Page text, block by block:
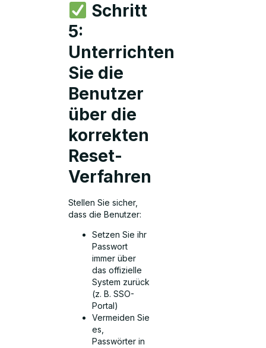
Schritt
5:
Unterrichten
Sie die
Benutzer
über die
korrekten
Reset-
Verfahren
Stellen Sie sicher,
dass die Benutzer:
Setzen Sie ihr
Passwort
immer über
das offizielle
System zurück
(z. B. SSO-
Portal)
Vermeiden Sie
es,
Passwörter in